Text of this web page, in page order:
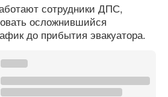
сотрудники ДПС,
осложнившийся
до прибытия эвакуатора.